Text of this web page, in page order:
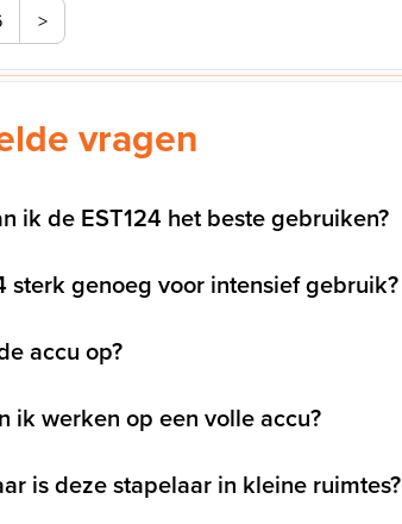
>
vragen
ik de EST124 het beste gebruiken?
sterk genoeg voor intensief gebruik?
accu op?
ik werken op een volle accu?
is deze stapelaar in kleine ruimtes?